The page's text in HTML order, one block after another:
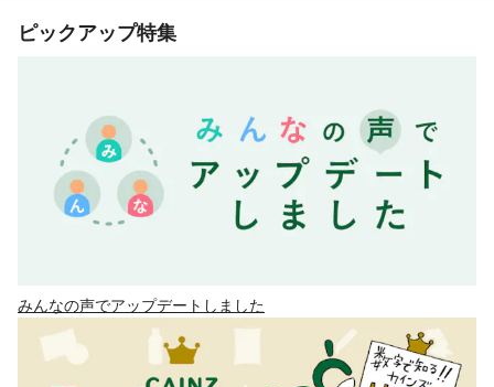
ピックアップ特集
みんなの声でアップデートしました